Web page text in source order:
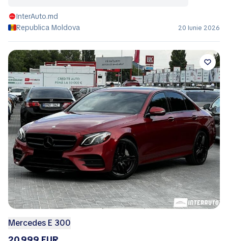
InterAuto.md
Republica Moldova
20 Iunie 2026
Mercedes E 300